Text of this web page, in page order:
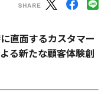
直面するカスタマー
る新たな顧客体験創